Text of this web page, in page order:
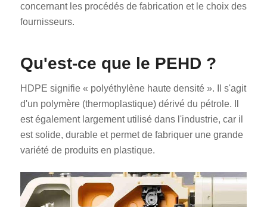
concernant les procédés de fabrication et le choix des
fournisseurs.
Qu'est-ce que le PEHD ?
HDPE signifie « polyéthylène haute densité ». Il s'agit
d'un polymère (thermoplastique) dérivé du pétrole. Il
est également largement utilisé dans l'industrie, car il
est solide, durable et permet de fabriquer une grande
variété de produits en plastique.